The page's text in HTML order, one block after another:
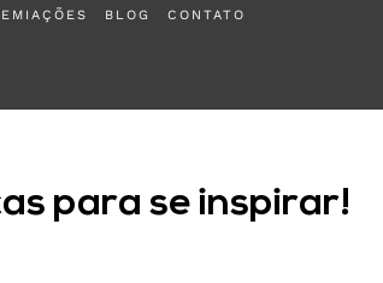
BLOG CONTATO
para se inspirar!